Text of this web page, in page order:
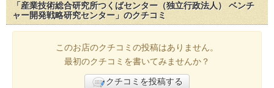
「産業技術総合研究所つくばセンター（独立行政法人） ベンチ
ャー開発戦略研究センター」のクチコミ
このお店のクチコミの投稿はありません。
最初のクチコミを書いてみませんか？
クチコミを投稿する